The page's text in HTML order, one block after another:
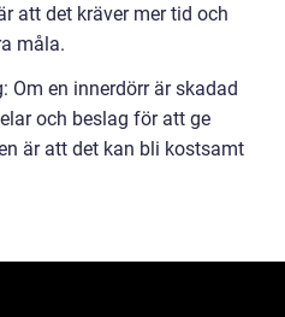
att det kräver mer tid och
måla.
Om en innerdörr är skadad
och beslag för att ge
är att det kan bli kostsamt